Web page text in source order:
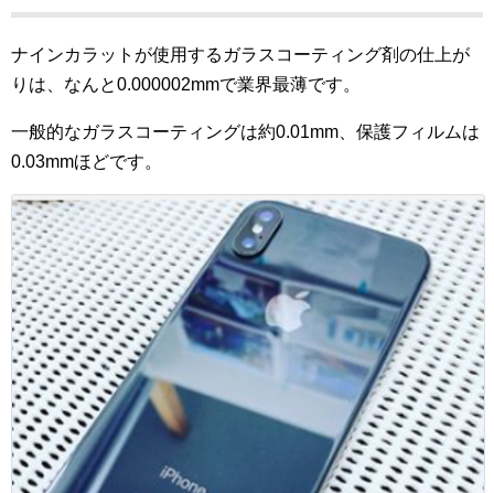
ナインカラットが使用するガラスコーティング剤の仕上が
りは、なんと0.000002mmで業界最薄です。
一般的なガラスコーティングは約0.01mm、保護フィルムは
0.03mmほどです。